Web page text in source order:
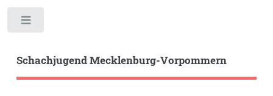
Schachjugend Mecklenburg-Vorpommern